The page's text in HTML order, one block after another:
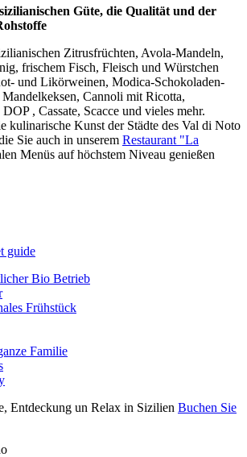
Güte, die Qualität und der
Zitrusfrüchten, Avola-Mandeln,
frischem Fisch, Fleisch und Würstchen
und Likörweinen, Modica-Schokoladen-
Cannoli mit Ricotta,
, Cassate, Scacce und vieles mehr.
kulinarische Kunst der Städte des Val di Noto
Sie auch in unserem Restaurant "La
Menüs auf höchstem Niveau genießen
guide
Bio Betrieb
Frühstück
Familie
Entdeckung un Relax in Sizilien Buchen Sie